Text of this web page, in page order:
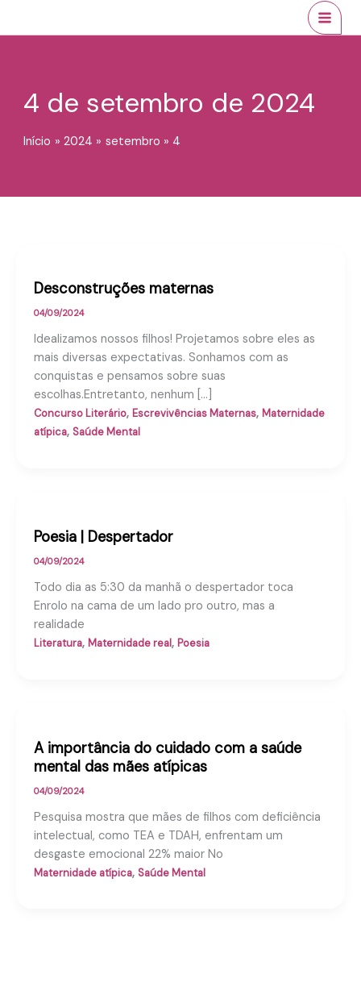
4 de setembro de 2024
Início 2024 setembro 4
Desconstruções maternas
04/09/2024
Idealizamos nossos filhos! Projetamos sobre eles as
mais diversas expectativas. Sonhamos com as
conquistas e pensamos sobre suas
escolhas.Entretanto, nenhum […]
Concurso Literário, Escrevivências Maternas, Maternidade
atípica, Saúde Mental
Poesia | Despertador
04/09/2024
Todo dia as 5:30 da manhã o despertador toca
Enrolo na cama de um lado pro outro, mas a
realidade
Literatura, Maternidade real, Poesia
A importância do cuidado com a saúde
mental das mães atípicas
04/09/2024
Pesquisa mostra que mães de filhos com deficiência
intelectual, como TEA e TDAH, enfrentam um
desgaste emocional 22% maior No
Maternidade atípica, Saúde Mental